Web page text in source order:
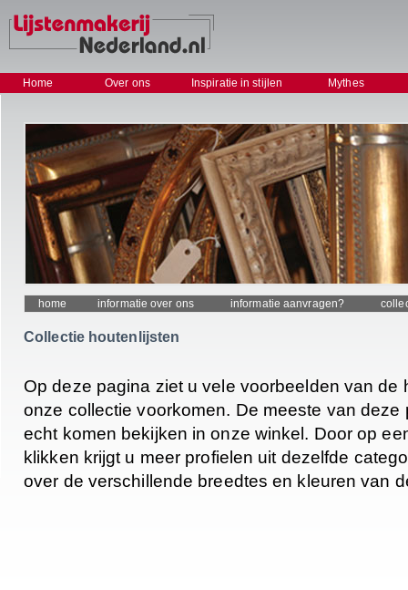
Home Over ons Inspiratie in stijlen Mythes
home informatie over ons informatie aanvragen?
Collectie houtenlijsten
Op deze pagina ziet u vele voorbeelden van de
onze collectie voorkomen. De meeste van deze
echt komen bekijken in onze winkel. Door op
klikken krijgt u meer profielen uit dezelfde
over de verschillende breedtes en kleuren van